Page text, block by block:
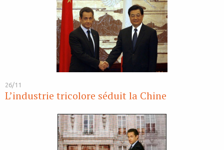
26/11
L’industrie tricolore séduit la Chine